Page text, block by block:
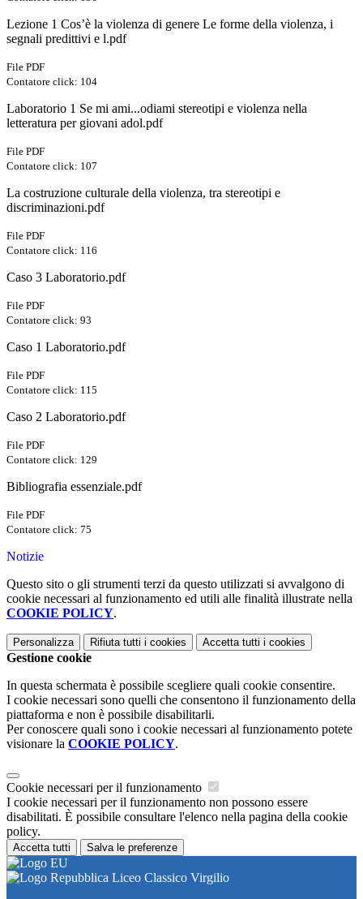
Lezione 1 Cos’è la violenza di genere Le forme della violenza, i
segnali predittivi e l.pdf
File PDF
Contatore click: 104
Laboratorio 1 Se mi ami...odiami stereotipi e violenza nella
letteratura per giovani adol.pdf
File PDF
Contatore click: 107
La costruzione culturale della violenza, tra stereotipi e
discriminazioni.pdf
File PDF
Contatore click: 116
Caso 3 Laboratorio.pdf
File PDF
Contatore click: 93
Caso 1 Laboratorio.pdf
File PDF
Contatore click: 115
Caso 2 Laboratorio.pdf
File PDF
Contatore click: 129
Bibliografia essenziale.pdf
File PDF
Contatore click: 75
Notizie
Questo sito o gli strumenti terzi da questo utilizzati si avvalgono di
cookie necessari al funzionamento ed utili alle finalità illustrate nella
COOKIE POLICY.
Personalizza Rifiuta tutti i cookies Accetta tutti i cookies
Gestione cookie
In questa schermata è possibile scegliere quali cookie consentire.
I cookie necessari sono quelli che consentono il funzionamento della
piattaforma e non è possibile disabilitarli.
Per conoscere quali sono i cookie necessari al funzionamento potete
visionare la COOKIE POLICY.
Cookie necessari per il funzionamento
I cookie necessari per il funzionamento non possono essere
disabilitati. È possibile consultare l'elenco nella pagina della cookie
policy.
Accetta tutti Salva le preferenze
Liceo Classico Virgilio